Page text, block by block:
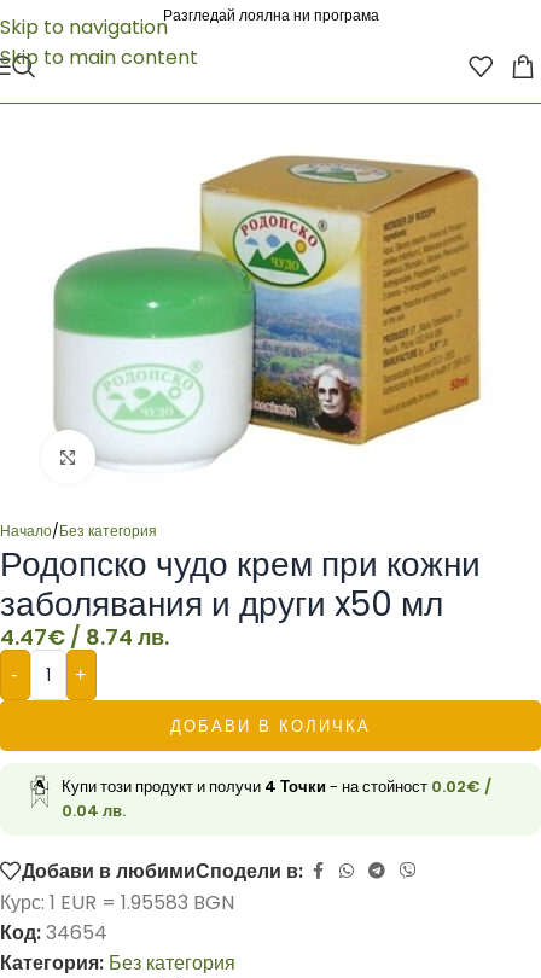
Skip to navigation
Skip to main content
Разгледай лоялна ни програма
Click to enlarge
Начало/Без категория
Родопско чудо крем при кожни
заболявания и други x50 мл
4.47€ / 8.74 лв.
- +
ДОБАВИ В КОЛИЧКА
Купи този продукт и получи 4 Точки- на стойност 0.02€ /
0.04 лв.
Добави в любимиСподели в:
Курс: 1 EUR = 1.95583 BGN
Код:34654
Категория: Без категория